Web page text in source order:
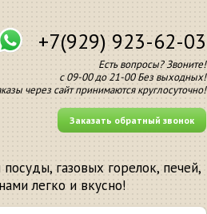
+7(929) 923-62-03
Есть вопросы? Звоните!
с 09-00 до 21-00 Без выходных!
через сайт принимаются круглосуточно!
Заказать обратный звонок
газовых горелок, печей,
легко и вкусно!